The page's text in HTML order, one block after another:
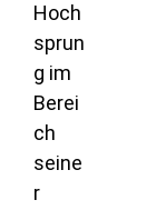
Hoch
sprun
g im
Berei
ch
seine
r